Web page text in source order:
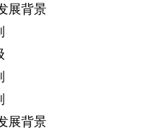
展背景
展背景